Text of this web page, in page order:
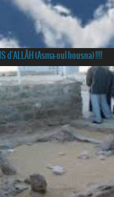
d'ALLÂH (Asma-oul housna) !!!!